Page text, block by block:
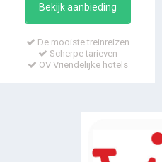
Bekijk aanbieding
De mooiste treinreizen
Scherpe tarieven
OV Vriendelijke hotels